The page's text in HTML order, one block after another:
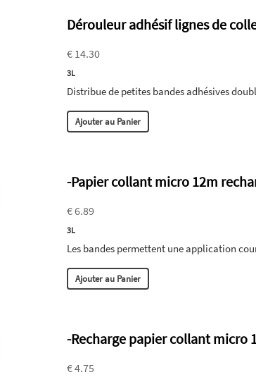
Dérouleur adhésif lignes de
€ 14.30
3L
Distribue de petites bandes adhésives
Ajouter au Panier
-Papier collant micro 12m
€ 6.89
3L
Les bandes permettent une application
Ajouter au Panier
-Recharge papier collant micro
€ 4.75